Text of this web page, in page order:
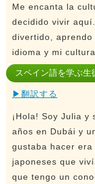
Me encanta la
decidido vivir
divertido, aprendo
idioma y mi cultura.
スペイン語を学ぶ生
▶翻訳する
¡Hola! Soy Julia y
años en Dubái y
gustaba hacer
japoneses que
que tengo un